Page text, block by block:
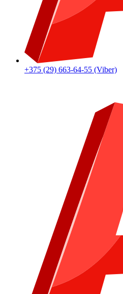
+375 (29) 663-64-55 (Viber)